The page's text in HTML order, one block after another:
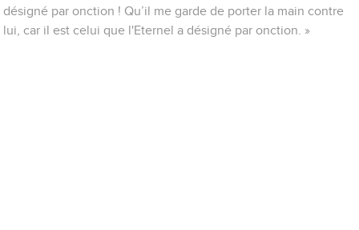
désigné par onction ! Qu’il me garde de porter la main contre
lui, car il est celui que l'Eternel a désigné par onction. »